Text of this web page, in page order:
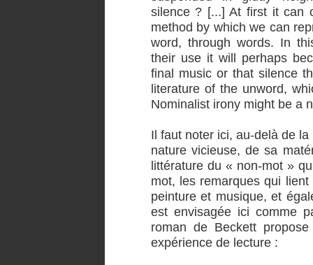
silence ? [...] At first it can
method by which we can
word, through words. In
their use it will perhaps
final music or that silence
literature of the unword,
Nominalist irony might be a
Il faut noter ici, au-delà de
nature vicieuse, de sa
littérature du « non-mot »
mot, les remarques qui
peinture et musique, et
est envisagée ici comme
roman de Beckett
expérience de lecture :